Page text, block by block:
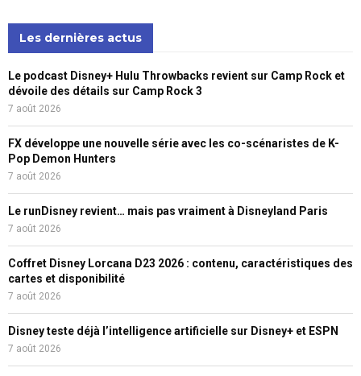
Les dernières actus
Le podcast Disney+ Hulu Throwbacks revient sur Camp Rock et
dévoile des détails sur Camp Rock 3
7 août 2026
FX développe une nouvelle série avec les co-scénaristes de K-
Pop Demon Hunters
7 août 2026
Le runDisney revient… mais pas vraiment à Disneyland Paris
7 août 2026
Coffret Disney Lorcana D23 2026 : contenu, caractéristiques des
cartes et disponibilité
7 août 2026
Disney teste déjà l’intelligence artificielle sur Disney+ et ESPN
7 août 2026